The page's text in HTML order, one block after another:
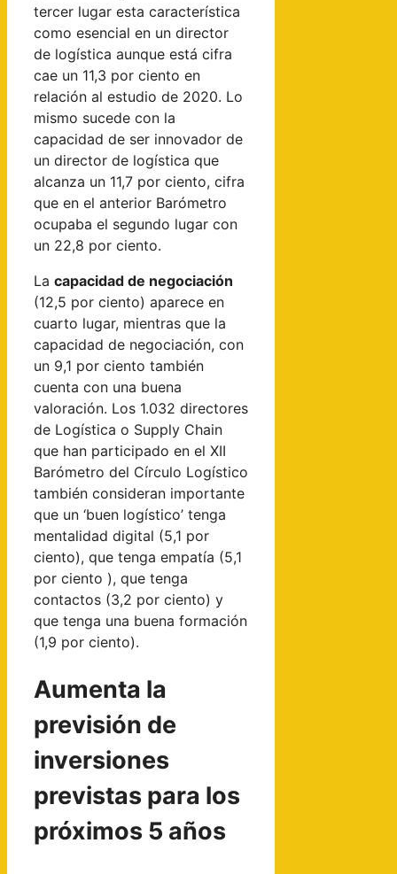
tercer lugar esta característica
como esencial en un director
de logística aunque está cifra
cae un 11,3 por ciento en
relación al estudio de 2020. Lo
mismo sucede con la
capacidad de ser innovador de
un director de logística que
alcanza un 11,7 por ciento, cifra
que en el anterior Barómetro
ocupaba el segundo lugar con
un 22,8 por ciento.
La capacidad de negociación
(12,5 por ciento) aparece en
cuarto lugar, mientras que la
capacidad de negociación, con
un 9,1 por ciento también
cuenta con una buena
valoración. Los 1.032 directores
de Logística o Supply Chain
que han participado en el XII
Barómetro del Círculo Logístico
también consideran importante
que un ‘buen logístico’ tenga
mentalidad digital (5,1 por
ciento), que tenga empatía (5,1
por ciento ), que tenga
contactos (3,2 por ciento) y
que tenga una buena formación
(1,9 por ciento).
Aumenta la
previsión de
inversiones
previstas para los
próximos 5 años